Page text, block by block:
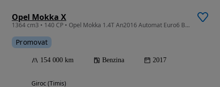
Opel Mokka X
1364 cm3 • 140 CP • Opel Mokka 1.4T An2016 Automat Euro6 Business INNOVATION
Promovat
154 000 km Benzina 2017
Giroc (Timis)